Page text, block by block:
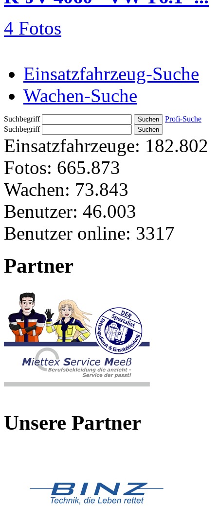
4 Fotos
Einsatzfahrzeug-Suche
Wachen-Suche
Suchbegriff
Profi-Suche
Suchbegriff
Einsatzfahrzeuge: 182.802
Fotos: 665.873
Wachen: 73.843
Benutzer: 46.003
Benutzer online: 3317
Partner
Unsere Partner